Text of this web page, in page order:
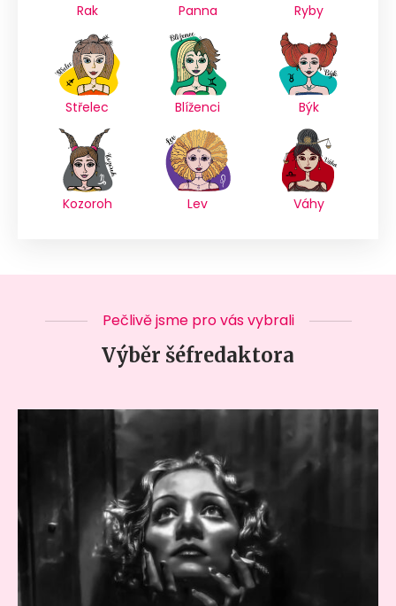
Rak Panna Ryby
Střelec Blíženci Býk
Kozoroh Lev Váhy
Pečlivě jsme pro vás vybrali
Výběr šéfredaktora